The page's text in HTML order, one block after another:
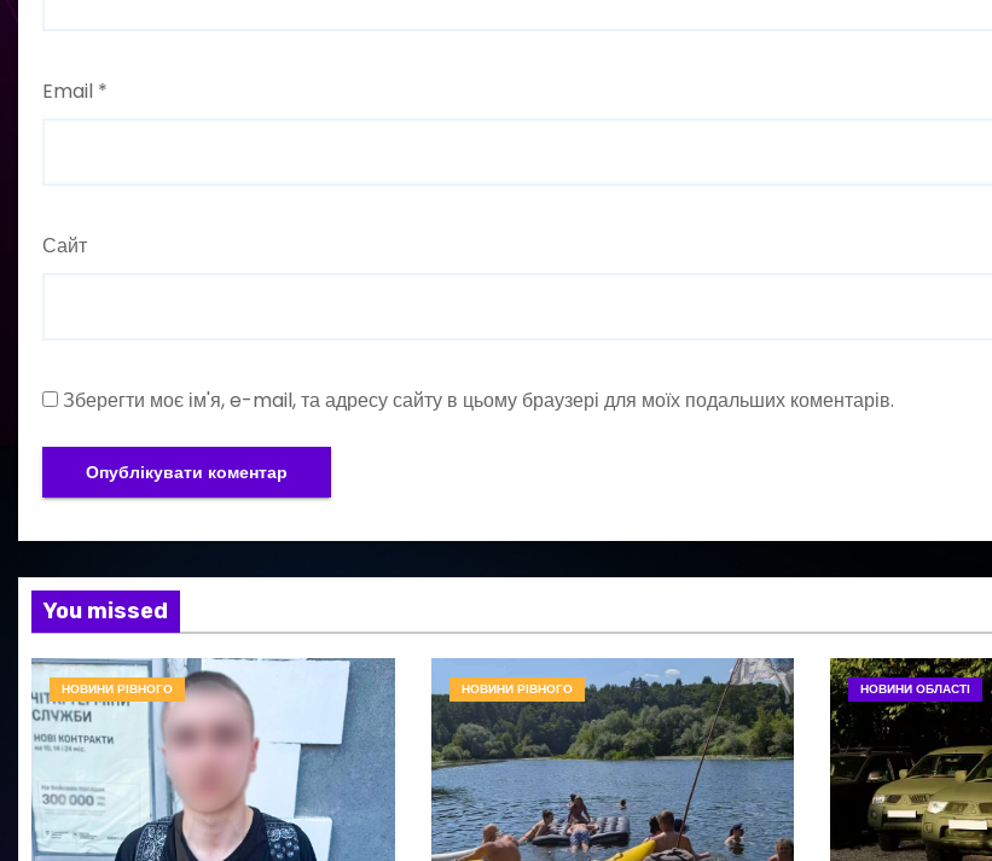
Email *
Сайт
Зберегти моє ім'я, e-mail, та адресу сайту в цьому браузері для моїх подальших коментарів.
You missed
НОВИНИ РІВНОГО НОВИНИ РІВНОГО НОВИНИ ОБЛАСТІ